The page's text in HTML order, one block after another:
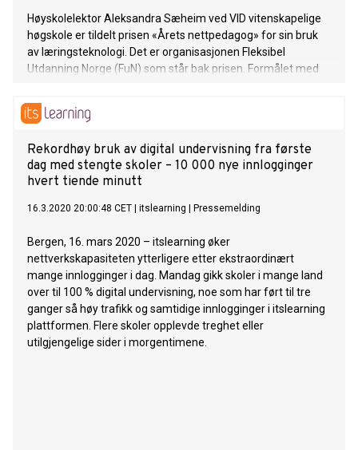
Høyskolelektor Aleksandra Sæheim ved VID vitenskapelige
høgskole er tildelt prisen «Årets nettpedagog» for sin bruk
av læringsteknologi. Det er organisasjonen Fleksibel
Utdanning Norge (FuN) som står bak prisen. Formålet med
nettundervisning.
Rekordhøy bruk av digital undervisning fra første
dag med stengte skoler – 10 000 nye innlogginger
hvert tiende minutt
16.3.2020 20:00:48 CET itslearning Pressemelding
Bergen, 16. mars 2020 – itslearning øker
nettverkskapasiteten ytterligere etter ekstraordinært
mange innlogginger i dag. Mandag gikk skoler i mange land
over til 100 % digital undervisning, noe som har ført til tre
ganger så høy trafikk og samtidige innlogginger i itslearning
plattformen. Flere skoler opplevde treghet eller
utilgjengelige sider i morgentimene.